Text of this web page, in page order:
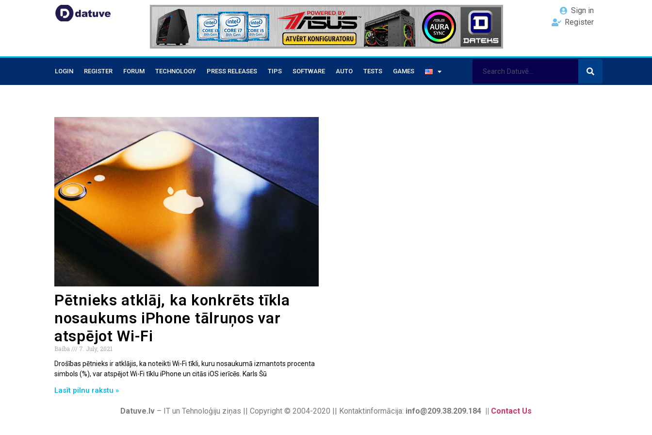
Sign in
Register
LOGIN REGISTER FORUM TECHNOLOGY PRESS RELEASES TIPS SOFTWARE AUTO TESTS GAMES
Pētnieks atklāj, ka konkrēts tīkla
nosaukums iPhone tālruņos var
atspējot Wi-Fi
Baiba
7. July, 2021
Drošības pētnieks ir atklājis, ka noteikti Wi-Fi tīkli, kuru nosaukumā izmantots procenta
simbols (%), var atspējot Wi-Fi tīklu iPhone un citās iOS ierīcēs. Karls Šū
Lasīt pilnu rakstu »
Datuve.lv – IT un Tehnoloģiju ziņas || Copyright © 2004-2020 || Kontaktinformācija: info@209.38.209.184 || Contact Us